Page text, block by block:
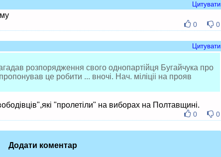
Цитувати
0 0
Цитувати
розпорядження свого однопартійця Бугайчука про
це робити ... вночі. Нач. міліціі на прояв
"пролетіли" на виборах на Полтавщині.
0 0
Додати коментар